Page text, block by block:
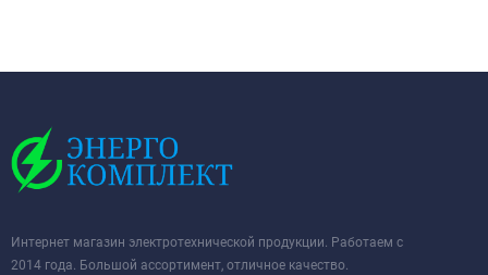
Интернет магазин электротехнической продукции. Работаем с
2014 года. Большой ассортимент, отличное качество.